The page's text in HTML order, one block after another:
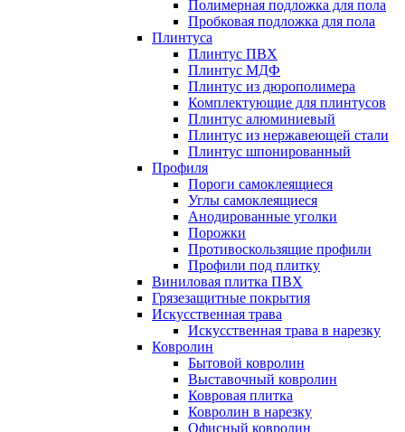
Полимерная подложка для пола
Пробковая подложка для пола
Плинтуса
Плинтус ПВХ
Плинтус МДФ
Плинтус из дюрополимера
Комплектующие для плинтусов
Плинтус алюминиевый
Плинтус из нержавеющей стали
Плинтус шпонированный
Профиля
Пороги самоклеящиеся
Углы самоклеящиеся
Анодированные уголки
Порожки
Противоскользящие профили
Профили под плитку
Виниловая плитка ПВХ
Грязезащитные покрытия
Искусственная трава
Искусственная трава в нарезку
Ковролин
Бытовой ковролин
Выставочный ковролин
Ковровая плитка
Ковролин в нарезку
Офисный ковролин